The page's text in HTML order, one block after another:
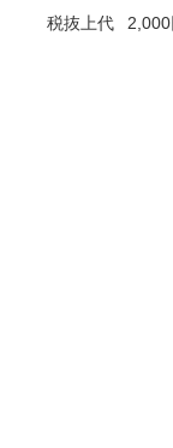
税抜上代
2,000